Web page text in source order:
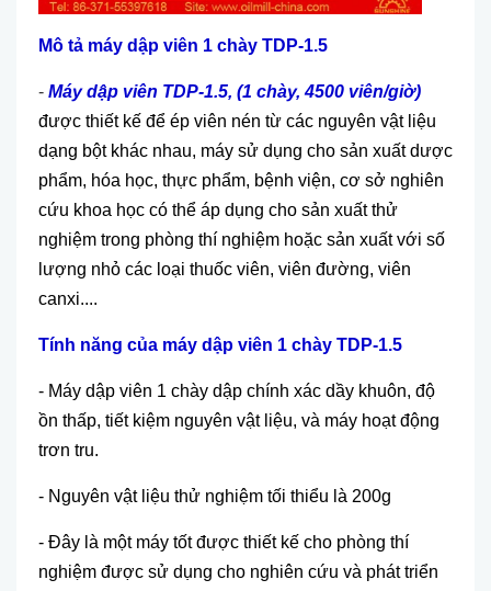
Mô tả máy dập viên 1 chày TDP-1.5
- Máy dập viên TDP-1.5, (1 chày, 4500 viên/giờ)
được thiết kế để ép viên nén từ các nguyên vật liệu
dạng bột khác nhau, máy sử dụng cho sản xuất dược
phẩm, hóa học, thực phẩm, bệnh viện, cơ sở nghiên
cứu khoa học có thể áp dụng cho sản xuất thử
nghiệm trong phòng thí nghiệm hoặc sản xuất với số
lượng nhỏ các loại thuốc viên, viên đường, viên
canxi....
Tính năng của máy dập viên 1 chày TDP-1.5
- Máy dập viên 1 chày dập chính xác dầy khuôn, độ
ồn thấp, tiết kiệm nguyên vật liệu, và máy hoạt động
trơn tru.
- Nguyên vật liệu thử nghiệm tối thiểu là 200g
- Đây là một máy tốt được thiết kế cho phòng thí
nghiệm được sử dụng cho nghiên cứu và phát triển